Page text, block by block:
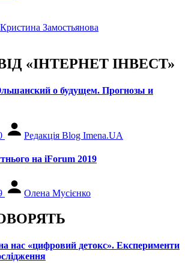
Кристина Замостьянова
«ІНТЕРНЕТ ІНВЕСТ»
о будущем. Прогнозы и
Редакція Blog Imena.UA
на iForum 2019
Олена Мусієнко
нас «цифровий детокс». Експерименти